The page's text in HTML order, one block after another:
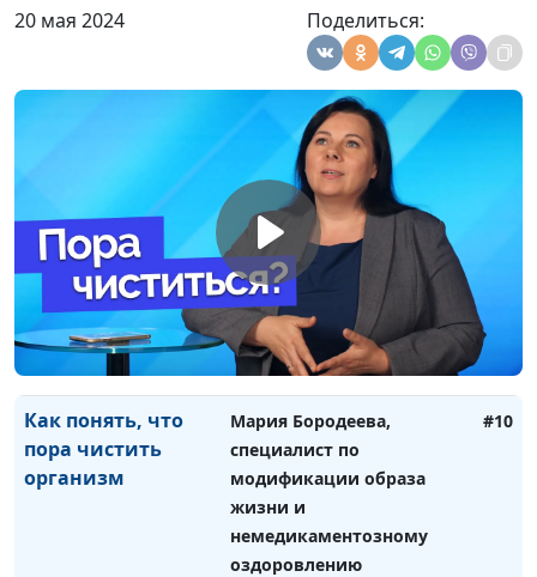
20 мая 2024 Поделиться:
Как ускорить
Мария Бородеева,
специалист по
модификации образа
жизни и
немедикаментозному
оздоровлению
#12
Может ли быть
инсульт из-за
неправильного
питания?
Мария Бородеева,
специалист по
модификации образа
жизни и
немедикаментозному
оздоровлению
Как понять, что
пора чистить
организм
Мария Бородеева,
специалист по
модификации образа
жизни и
немедикаментозному
оздоровлению
#10